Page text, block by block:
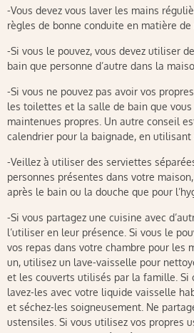
-Vous devez vous laver les mains
règles de bonne conduite en matière
-Si vous le pouvez, vous devez utiliser
bain que personne d’autre dans la
-Si vous ne pouvez pas avoir vos
les toilettes et la salle de bain que
maintenues propres. Un autre conseil
calendrier pour la baignade, en utilisant
-Veillez à utiliser des serviettes
personnes présentes dans votre
après le bain ou la douche que pour
-Si vous partagez une cuisine avec
l’utiliser en leur présence. Si vous le
vos repas dans votre chambre pour les
un, utilisez un lave-vaisselle pour
et les couverts utilisés par la famille. Si
lavez-les avec votre liquide vaisselle
et séchez-les soigneusement. Ne
ustensiles. Si vous utilisez vos propres